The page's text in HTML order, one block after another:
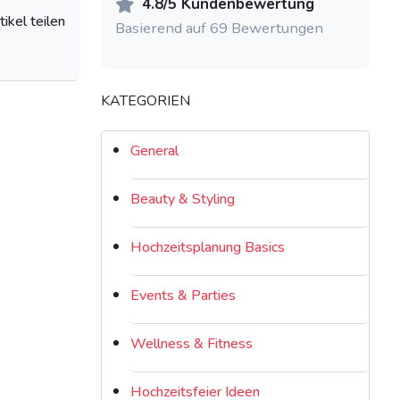
teilen
Basierend auf 69 Bewertungen
KATEGORIEN
General
Beauty & Styling
Hochzeitsplanung Basics
Events & Parties
Wellness & Fitness
Hochzeitsfeier Ideen